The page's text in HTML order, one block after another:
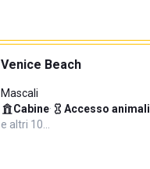
Venice Beach
Mascali
Cabine· Accesso animali
e altri 10…